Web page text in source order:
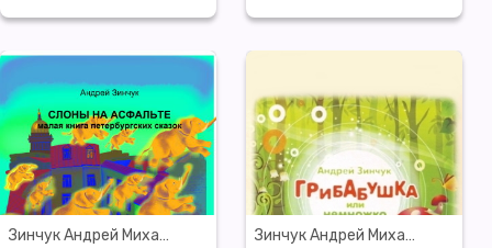
Зинчук Андрей Михайлович
Зинчук Андрей Михайлович